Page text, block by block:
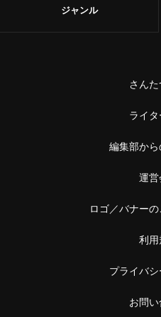
ジャンル
さん
ライ
編集部か
運
ロゴ／バナー
利
プライバ
お問